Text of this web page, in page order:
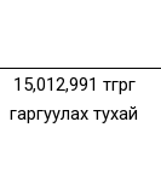
15,012,991 төгрөг
гаргуулах тухай